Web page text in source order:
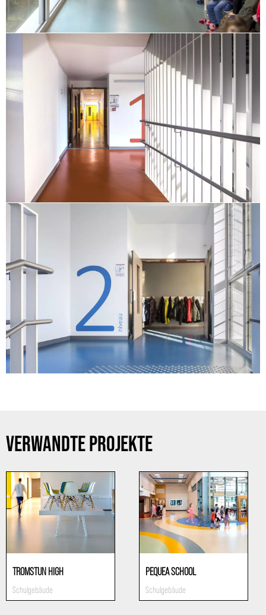
VERWANDTE PROJEKTE
TROMSTUN HIGH
Schulgebäude
PEQUEA SCHOOL
Schulgebäude